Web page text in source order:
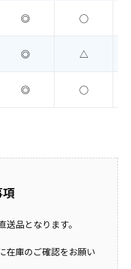
◎ ◯
◎ △
◎ ◯
品となります。
在庫のご確認をお願い